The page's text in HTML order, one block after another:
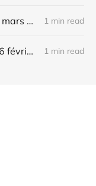
Machinations (Session 7 - 6 mars 2026) 1 min read
Confrontations (Session 6 - 6 février 2026) 1 min read